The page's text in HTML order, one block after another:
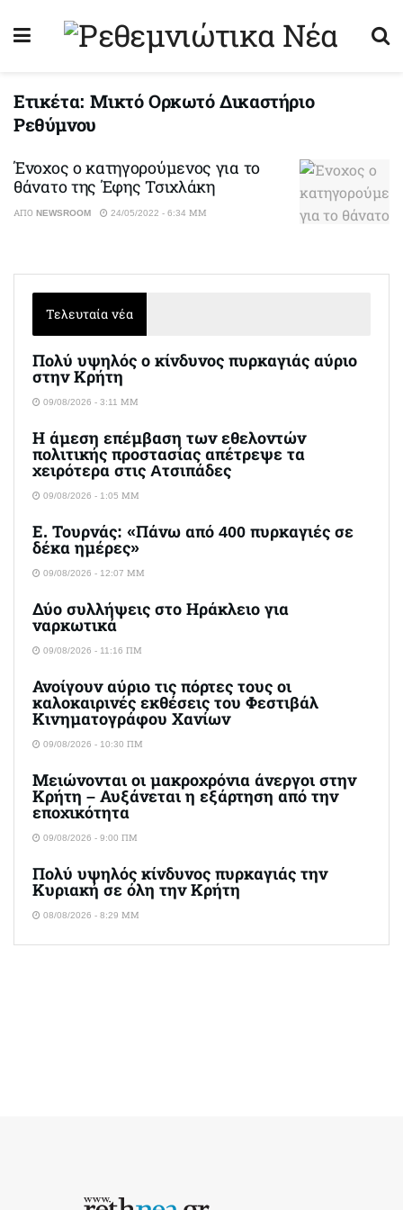
Ετικέτα:Μικτό Ορκωτό Δικαστήριο
Ρεθύμνου
Ένοχος ο κατηγορούμενος για το
θάνατο της Έφης Τσιχλάκη
ΑΠΌ NEWSROOM 24/05/2022 - 6:34 ΜΜ
Τελευταία νέα
Πολύ υψηλός ο κίνδυνος πυρκαγιάς αύριο
στην Κρήτη
09/08/2026 - 3:11 ΜΜ
Η άμεση επέμβαση των εθελοντών
πολιτικής προστασίας απέτρεψε τα
χειρότερα στις Aτσιπάδες
09/08/2026 - 1:05 ΜΜ
Ε. Τουρνάς: «Πάνω από 400 πυρκαγιές σε
δέκα ημέρες»
09/08/2026 - 12:07 ΜΜ
Δύο συλλήψεις στο Ηράκλειο για
ναρκωτικά
09/08/2026 - 11:16 ΠΜ
Ανοίγουν αύριο τις πόρτες τους οι
καλοκαιρινές εκθέσεις του Φεστιβάλ
Κινηματογράφου Χανίων
09/08/2026 - 10:30 ΠΜ
Μειώνονται οι μακροχρόνια άνεργοι στην
Κρήτη – Αυξάνεται η εξάρτηση από την
εποχικότητα
09/08/2026 - 9:00 ΠΜ
Πολύ υψηλός κίνδυνος πυρκαγιάς την
Κυριακή σε όλη την Κρήτη
08/08/2026 - 8:29 ΜΜ